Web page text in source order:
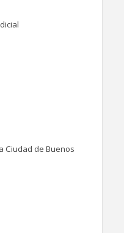
Ciudad de Buenos